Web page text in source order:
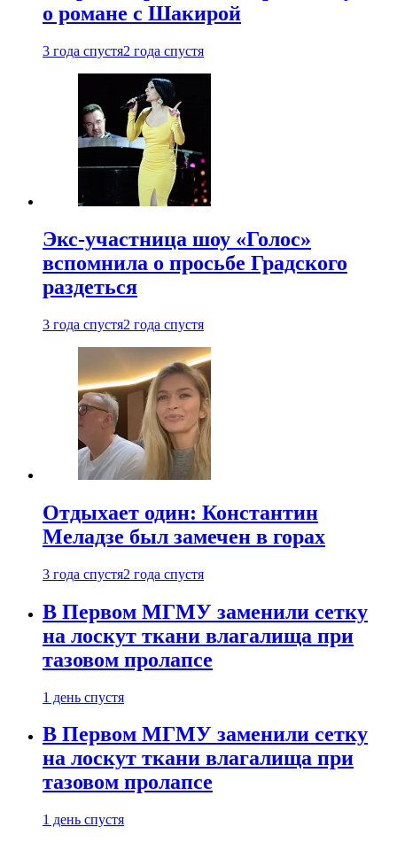
о романе с Шакирой
3 года спустя2 года спустя
Экс-участница шоу «Голос»
вспомнила о просьбе Градского
раздеться
3 года спустя2 года спустя
Отдыхает один: Константин
Меладзе был замечен в горах
3 года спустя2 года спустя
В Первом МГМУ заменили сетку
на лоскут ткани влагалища при
тазовом пролапсе
1 день спустя
В Первом МГМУ заменили сетку
на лоскут ткани влагалища при
тазовом пролапсе
1 день спустя